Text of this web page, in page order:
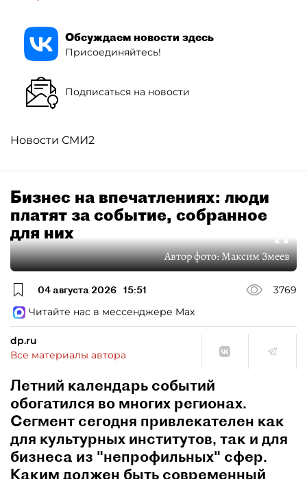
Обсуждаем новости здесь
Присоединяйтесь!
Подписаться на новости
Новости СМИ2
Бизнес на впечатлениях: люди
платят за событие, собранное
для них
Автор фото:Максим Змеев
04 августа 2026 15:51
3769
Читайте нас в мессенджере Max
dp.ru
Все материалы автора
Летний календарь событий
обогатился во многих регионах.
Сегмент сегодня привлекателен как
для культурных институтов, так и для
бизнеса из "непрофильных" сфер.
Каким должен быть современный